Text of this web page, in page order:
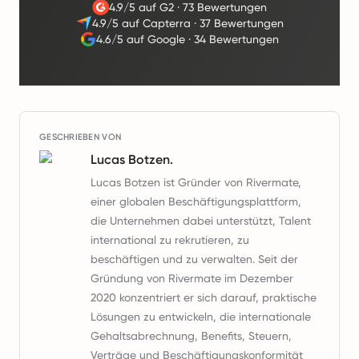
4.9/5 auf G2· 73 Bewertungen
4.9/5 auf Capterra · 37 Bewertungen
4.6/5 auf Google ·34 Bewertungen
GESCHRIEBEN VON
Lucas Botzen.
Lucas Botzen ist Gründer von Rivermate,
einer globalen Beschäftigungsplattform,
die Unternehmen dabei unterstützt, Talent
international zu rekrutieren, zu
beschäftigen und zu verwalten. Seit der
Gründung von Rivermate im Dezember
2020 konzentriert er sich darauf, praktische
Lösungen zu entwickeln, die internationale
Gehaltsabrechnung, Benefits, Steuern,
Verträge und Beschäftigungskonformität